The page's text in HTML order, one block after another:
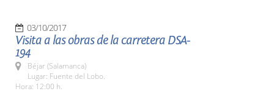
03/10/2017
Visita a las obras de la carretera DSA-
194
Béjar (Salamanca)
Lugar: Fuente del Lobo.
Hora: 12:00 h.